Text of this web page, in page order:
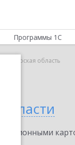
Программы 1С
Самарская область